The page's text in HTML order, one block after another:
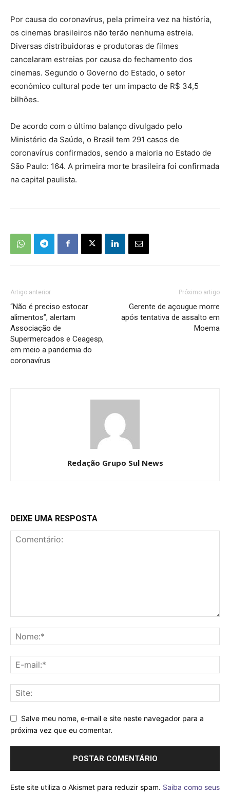
Por causa do coronavírus, pela primeira vez na história,
os cinemas brasileiros não terão nenhuma estreia.
Diversas distribuidoras e produtoras de filmes
cancelaram estreias por causa do fechamento dos
cinemas. Segundo o Governo do Estado, o setor
econômico cultural pode ter um impacto de R$ 34,5
bilhões.
De acordo com o último balanço divulgado pelo
Ministério da Saúde, o Brasil tem 291 casos de
coronavírus confirmados, sendo a maioria no Estado de
São Paulo: 164. A primeira morte brasileira foi confirmada
na capital paulista.
Artigo anterior
“Não é preciso estocar
alimentos”, alertam
Associação de
Supermercados e Ceagesp,
em meio a pandemia do
coronavírus
Próximo artigo
Gerente de açougue morre
após tentativa de assalto em
Moema
Redação Grupo Sul News
DEIXE UMA RESPOSTA
Salve meu nome, e-mail e site neste navegador para a
próxima vez que eu comentar.
Este site utiliza o Akismet para reduzir spam. Saiba como seus